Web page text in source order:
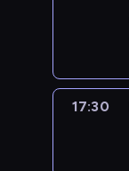
17:30